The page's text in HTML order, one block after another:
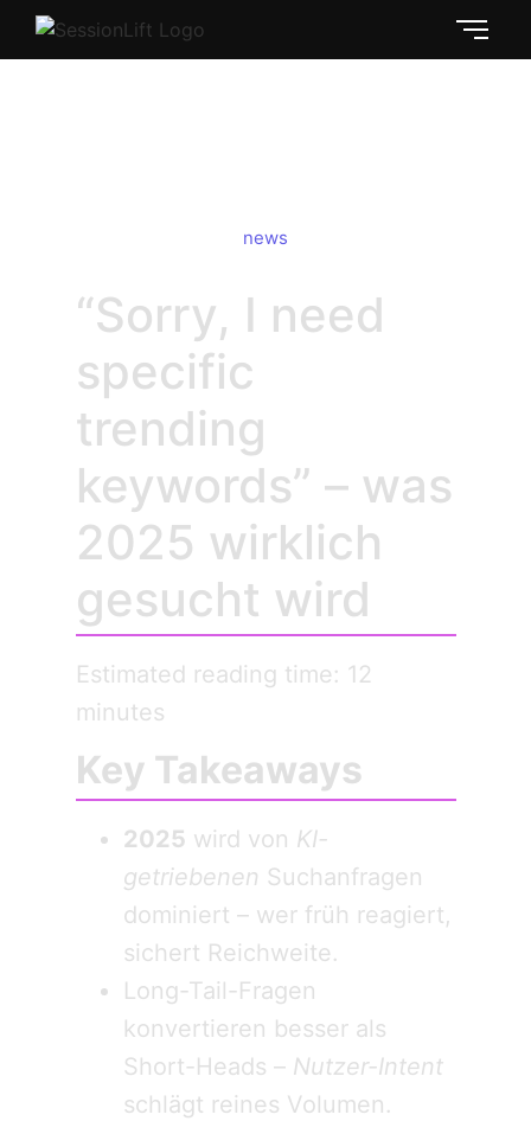
news
“Sorry, I need
specific
trending
keywords” – was
2025 wirklich
gesucht wird
Estimated reading time: 12
minutes
Key Takeaways
2025 wird von KI-
getriebenen Suchanfragen
dominiert – wer früh reagiert,
sichert Reichweite.
Long-Tail-Fragen
konvertieren besser als
Short-Heads – Nutzer-Intent
schlägt reines Volumen.